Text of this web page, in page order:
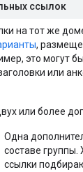
ссылок
на тот же
,
это могут
или
или более
Одна
составе
ссылки